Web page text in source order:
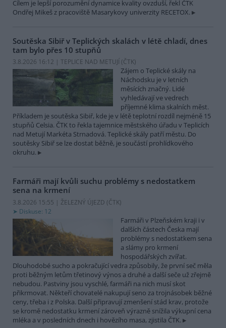
Cílem je lepší porozumění dynamice kvality ovzduší, řekl ČTK
Ondřej Mikeš z pracoviště Masarykovy univerzity RECETOX.
Soutěska Sibiř v Teplických skalách v létě chladí, dnes
tam bylo přes 10 stupňů
3.8.2026 16:12 | TEPLICE NAD METUJÍ (ČTK)
Zájem o Teplické skály na
Náchodsku je v letních
měsících značný. Lidé
vyhledávají ve vedrech
příjemné klima skalních měst.
Příkladem je soutěska Sibiř, kde je v létě teplotní rozdíl nejméně 15
stupňů Celsia. ČTK to řekla tajemnice městského úřadu v Teplicích
nad Metují Markéta Strnadová. Teplické skály patří městu. Do
soutěsky Sibiř se lze dostat běžně, je součástí prohlídkového
okruhu.
Farmáři mají kvůli suchu problémy s nedostatkem
sena na krmení
3.8.2026 15:55 | ŽELEZNÝ ÚJEZD (ČTK)
Diskuse: 12
Farmáři v Plzeňském kraji i v
dalších částech Česka mají
problémy s nedostatkem sena
a slámy pro krmení
hospodářských zvířat.
Dlouhodobé sucho a pokračující vedra způsobily, že první seč měla
proti běžným letům třetinový výnos a druhé a další seče už zřejmě
nebudou. Pastviny jsou vyschlé, farmáři na nich musí skot
přikrmovat. Někteří chovatelé nakupují seno za trojnásobek běžné
ceny, třeba i z Polska. Další připravují zmenšení stád krav, protože
se kromě nedostatku krmení zároveň výrazně snížila výkupní cena
mléka a v posledních dnech i hovězího masa, zjistila ČTK.